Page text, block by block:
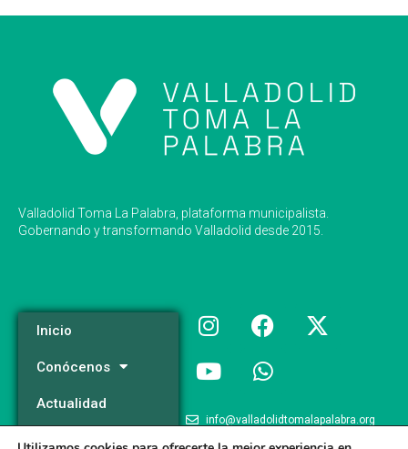
Valladolid Toma La Palabra, plataforma municipalista.
Gobernando y transformando Valladolid desde 2015.
Inicio
Conócenos
Actualidad
Programa
info@valladolidtomalapalabra.org